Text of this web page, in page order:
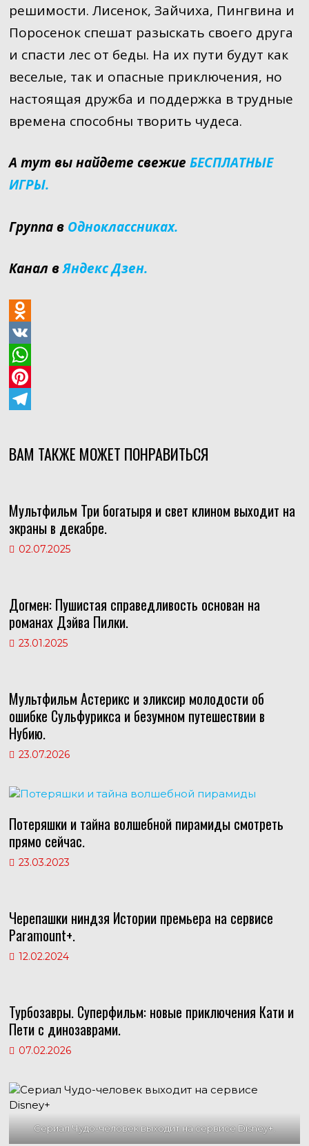
решимости. Лисенок, Зайчиха, Пингвина и
Поросенок спешат разыскать своего друга
и спасти лес от беды. На их пути будут как
веселые, так и опасные приключения, но
настоящая дружба и поддержка в трудные
времена способны творить чудеса.
А тут вы найдете свежие БЕСПЛАТНЫЕ
ИГРЫ.
Группа в Одноклассниках.
Канал вЯндекс Дзен.
O
d
n
o
a
s
n
i
i
V
K
W
h
s
p
p
P
t
r
e
s
l
g
r
a
ВАМ ТАКЖЕ МОЖЕТ ПОНРАВИТЬСЯ
Мультфильм Три богатыря и свет клином выходит на
экраны в декабре.
02.07.2025
Догмен: Пушистая справедливость основан на
романах Дэйва Пилки.
23.01.2025
Мультфильм Астерикс и эликсир молодости об
ошибке Сульфурикса и безумном путешествии в
Нубию.
23.07.2026
Потеряшки и тайна волшебной пирамиды смотреть
прямо сейчас.
23.03.2023
Черепашки ниндзя Истории премьера на сервисе
Paramount+.
12.02.2024
Турбозавры. Суперфильм: новые приключения Кати и
Пети с динозаврами.
07.02.2026
Сериал Чудо-человек выходит на сервисе Disney+.